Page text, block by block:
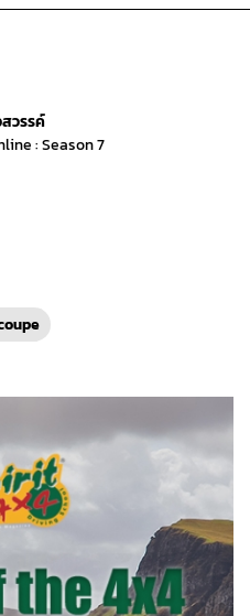
วรรค์
: Season 7